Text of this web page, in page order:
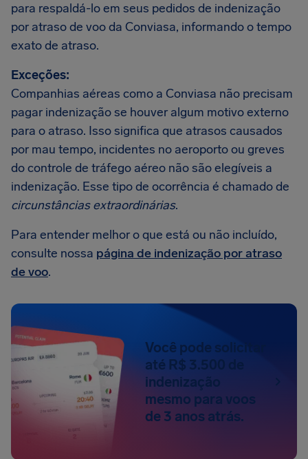
para respaldá-lo em seus pedidos de indenização
por atraso de voo da Conviasa, informando o tempo
exato de atraso.
Exceções:
Companhias aéreas como a Conviasa não precisam
pagar indenização se houver algum motivo externo
para o atraso. Isso significa que atrasos causados
por mau tempo, incidentes no aeroporto ou greves
do controle de tráfego aéreo não são elegíveis a
indenização. Esse tipo de ocorrência é chamado de
circunstâncias extraordinárias.
Para entender melhor o que está ou não incluído,
consulte nossa página de indenização por atraso
de voo.
Você pode solicitar
até R$ 3.500 de
indenização
mesmo para voos
de 3 anos atrás.